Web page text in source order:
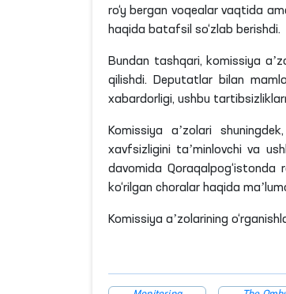
ro‘y bergan voqealar vaqtida
haqida batafsil so‘zlab berishdi.
Bundan tashqari, komissiya
qilishdi. Deputatlar bilan
xabardorligi, ushbu
Komissiya aʼzolari
xavfsizligini taʼminlovchi va
davomida
ko‘rilgan choralar haqida
Komissiya aʼzolarining